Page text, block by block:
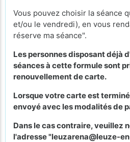
Vous pouvez choisir la séance
et/ou le vendredi), en vous
réserve ma séance".
Les personnes disposant déjà
séances à cette formule sont
renouvellement de carte.
Lorsque votre carte est
envoyé avec les modalités de
Dans le cas contraire, veuillez
l'adresse "leuzarena@leuze-